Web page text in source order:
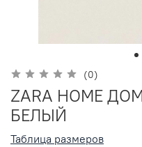
(0)
ZARA HOME
БЕЛЫЙ
Таблица размеров